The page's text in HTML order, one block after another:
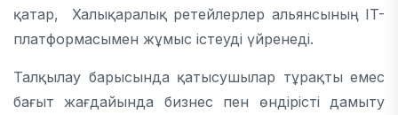
қатар, Халықаралық ретейлерлер альянсының IT-
платформасымен жұмыс істеуді үйренеді.
Талқылау барысында қатысушылар тұрақты емес
бағыт жағдайында бизнес пен өндірісті дамыту